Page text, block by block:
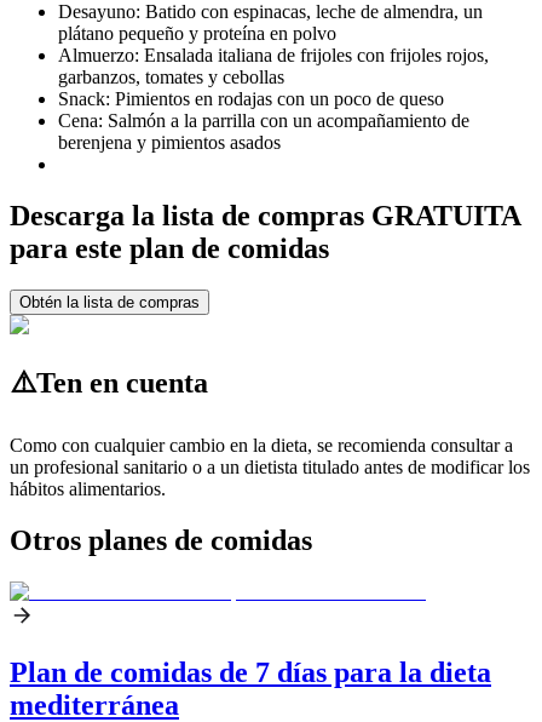
Desayuno: Batido con espinacas, leche de almendra, un
plátano pequeño y proteína en polvo
Almuerzo: Ensalada italiana de frijoles con frijoles rojos,
garbanzos, tomates y cebollas
Snack: Pimientos en rodajas con un poco de queso
Cena: Salmón a la parrilla con un acompañamiento de
berenjena y pimientos asados
Descarga la lista de compras GRATUITA
para este plan de comidas
Obtén la lista de compras
⚠️Ten en cuenta
Como con cualquier cambio en la dieta, se recomienda consultar a
un profesional sanitario o a un dietista titulado antes de modificar los
hábitos alimentarios.
Otros planes de comidas
Plan de comidas de 7 días para la dieta
mediterránea